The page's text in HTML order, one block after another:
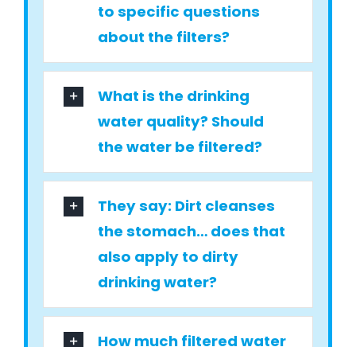
to specific questions
about the filters?
What is the drinking
water quality? Should
the water be filtered?
They say: Dirt cleanses
the stomach… does that
also apply to dirty
drinking water?
How much filtered water